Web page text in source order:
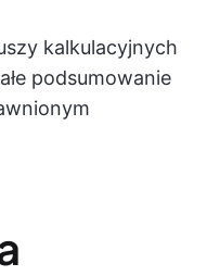
kalkulacyjnych
podsumowanie